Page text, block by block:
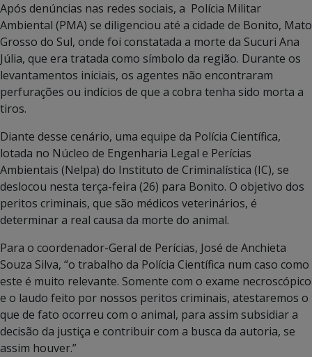
Após denúncias nas redes sociais, a Polícia Militar
Ambiental (PMA) se diligenciou até a cidade de Bonito, Mato
Grosso do Sul, onde foi constatada a morte da Sucuri Ana
Júlia, que era tratada como símbolo da região. Durante os
levantamentos iniciais, os agentes não encontraram
perfurações ou indícios de que a cobra tenha sido morta a
tiros.
Diante desse cenário, uma equipe da Polícia Científica,
lotada no Núcleo de Engenharia Legal e Perícias
Ambientais (Nelpa) do Instituto de Criminalística (IC), se
deslocou nesta terça-feira (26) para Bonito. O objetivo dos
peritos criminais, que são médicos veterinários, é
determinar a real causa da morte do animal.
Para o coordenador-Geral de Perícias, José de Anchieta
Souza Silva, “o trabalho da Polícia Científica num caso como
este é muito relevante. Somente com o exame necroscópico
e o laudo feito por nossos peritos criminais, atestaremos o
que de fato ocorreu com o animal, para assim subsidiar a
decisão da justiça e contribuir com a busca da autoria, se
assim houver.”